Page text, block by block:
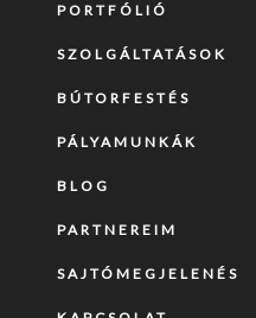
PORTFÓLIÓ
SZOLGÁLTATÁSOK
BÚTORFESTÉS
PÁLYAMUNKÁK
BLOG
PARTNEREIM
SAJTÓMEGJELENÉS